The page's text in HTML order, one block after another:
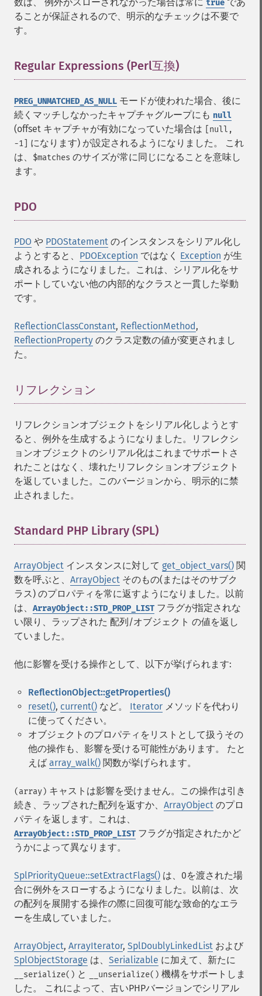
true
ることが保証されるので、明示的なチェックは不要で
す。
Regular Expressions (Perl互換)
PREG_UNMATCHED_AS_NULL モードが使われた場合、後に
続くマッチしなかったキャプチャグループにも null
(offset キャプチャが有効になっていた場合は
[null,
-1]
になります) が設定されるようになりました。 これ
は、
$matches のサイズが常に同じになることを意味し
ます。
PDO
PDO や PDOStatement のインスタンスをシリアル化し
ようとすると、 PDOException ではなく Exception が生
成されるようになりました。これは、シリアル化をサ
ポートしていない他の内部的なクラスと一貫した挙動
です。
ReflectionClassConstant, ReflectionMethod,
ReflectionProperty のクラス定数の値が変更されまし
た。
リフレクション
リフレクションオブジェクトをシリアル化しようとす
ると、例外を生成するようになりました。リフレクシ
ョンオブジェクトのシリアル化はこれまでサポートさ
れたことはなく、壊れたリフレクションオブジェクト
を返していました。このバージョンから、明示的に禁
止されました。
Standard PHP Library (SPL)
ArrayObject インスタンスに対して get_object_vars() 関
数を呼ぶと、 ArrayObject そのもの(またはそのサブク
ラス) のプロパティを常に返すようになりました。以前
は、 ArrayObject::STD_PROP_LIST フラグが指定されな
い限り、ラップされた 配列/オブジェクト の値を返し
ていました。
他に影響を受ける操作として、以下が挙げられます:
ReflectionObject::getProperties()
reset(), current() など。 Iterator メソッドを代わり
に使ってください。
オブジェクトのプロパティをリストとして扱うその
他の操作も、影響を受ける可能性があります。 たと
えば array_walk() 関数が挙げられます。
(array) キャストは影響を受けません。この操作は引き
続き、ラップされた配列を返すか、 ArrayObject のプロ
パティを返します。これは、
ArrayObject::STD_PROP_LIST フラグが指定されたかど
うかによって異なります。
SplPriorityQueue::setExtractFlags() は、0を渡された場
合に例外をスローするようになりました。以前は、次
の配列を展開する操作の際に回復可能な致命的なエラ
ーを生成していました。
ArrayObject, ArrayIterator, SplDoublyLinkedList および
SplObjectStorage は、 Serializable に加えて、新たに
__serialize() と __unserialize() 機構をサポートしま
した。 これによって、古いPHPバージョンでシリアル